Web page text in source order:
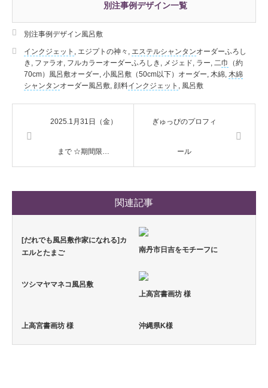
別注事例デザイン一覧
別注事例デザイン風呂敷
インクジェット , エジプトの神々 , エステルシャンタンオーダーふろし
き , ファラオ, フルカラーオーダーふろしき , メジェド, ラー, 二巾
（約
70cm）風呂敷オーダー, 小風呂敷（50cm以下）オーダー, 木綿, 木綿
シャンタンオーダー風呂敷, 顔料インクジェット , 風呂敷
2025.1月31日（金）
まで ☆期間限…
ぎゅっぴのプロフィ
ール
関連記事
[だれでも風呂敷作家になれる]カ
エルとたまご
南丹市日吉をモチーフに
ツシマヤマネコ風呂敷
上高宮書画坊 様
上高宮書画坊 様 沖縄県K様